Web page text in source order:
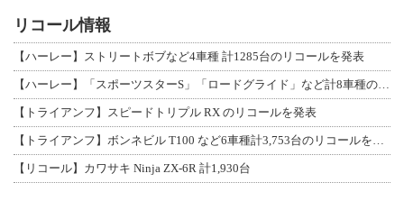
リコール情報
【ハーレー】ストリートボブなど4車種 計1285台のリコールを発表
【ハーレー】「スポーツスターS」「ロードグライド」など計8車種のリコールを発表
【トライアンフ】スピードトリプル RX のリコールを発表
【トライアンフ】ボンネビル T100 など6車種計3,753台のリコールを発表
【リコール】カワサキ Ninja ZX-6R 計1,930台